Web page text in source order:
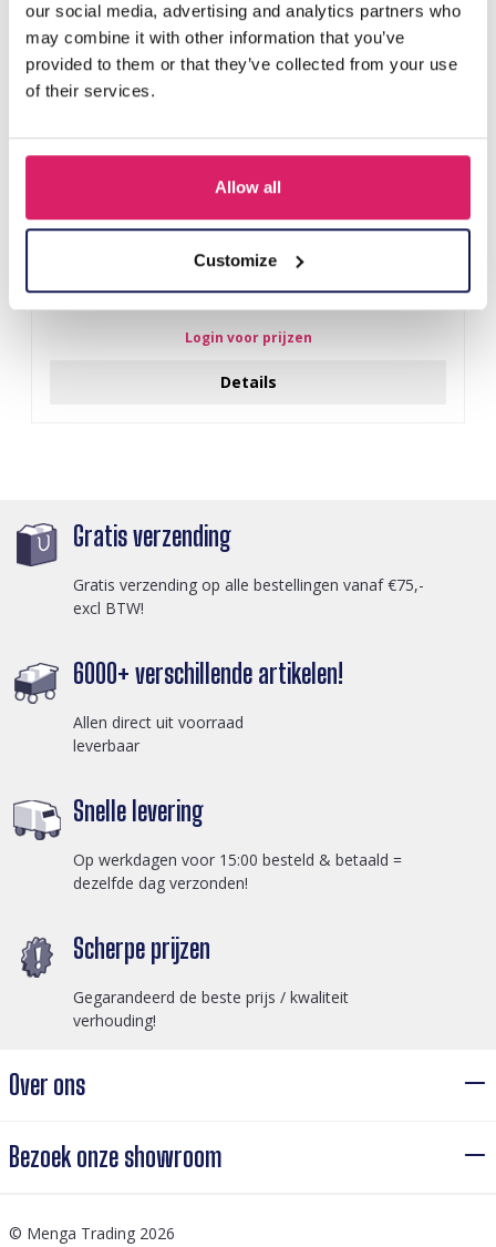
our social media, advertising and analytics partners who
may combine it with other information that you’ve
provided to them or that they’ve collected from your use
of their services.
Allow all
Customize
Q-D7.2 T2405-016 Knitted Positive Chicken 8.5cm
Login voor prijzen
Details
Gratis verzending
Gratis verzending op alle bestellingen vanaf €75,-
excl BTW!
6000+ verschillende artikelen!
Allen direct uit voorraad
leverbaar
Snelle levering
Op werkdagen voor 15:00 besteld & betaald =
dezelfde dag verzonden!
Scherpe prijzen
Gegarandeerd de beste prijs / kwaliteit
verhouding!
Over ons
Bezoek onze showroom
© Menga Trading 2026